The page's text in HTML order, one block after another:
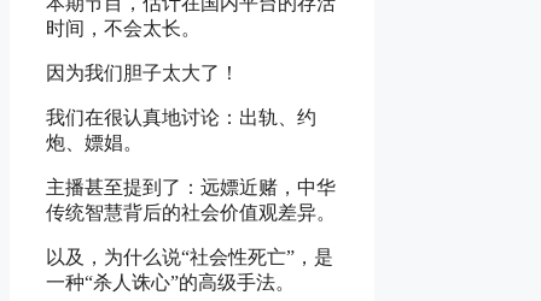
时间，不会太长。
因为我们胆子太大了！
我们在很认真地讨论：出轨、约
炮、嫖娼。
主播甚至提到了：远嫖近赌，中华
传统智慧背后的社会价值观差异。
以及，为什么说“社会性死亡”，是
一种“杀人诛心”的高级手法。